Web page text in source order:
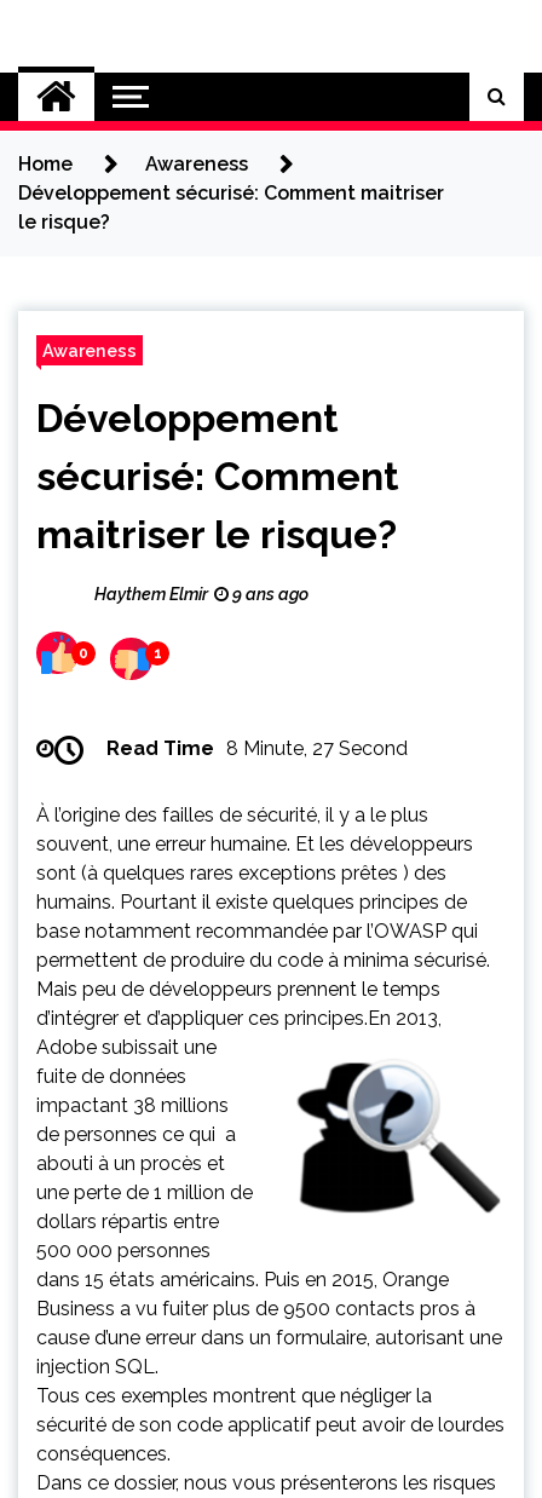
content
Cybersecurity News
Home
Awareness
Développement sécurisé: Comment maitriser
le risque?
Awareness
Développement
sécurisé: Comment
maitriser le risque?
Haythem Elmir 9 ans ago
0 1
Read Time 8 Minute, 27 Second
À l’origine des failles de sécurité, il y a le plus
souvent, une erreur humaine. Et les développeurs
sont (à quelques rares exceptions prêtes ) des
humains. Pourtant il existe quelques principes de
base notamment recommandée par l’OWASP qui
permettent de produire du code à minima sécurisé.
Mais peu de développeurs prennent le temps
d’intégrer et d’appliquer ces principes.En 2013,
Adobe subissait une
fuite de données
impactant 38 millions
de personnes ce qui a
abouti à un procès et
une perte de 1 million de
dollars répartis entre
500 000 personnes
dans 15 états américains. Puis en 2015, Orange
Business a vu fuiter plus de 9500 contacts pros à
cause d’une erreur dans un formulaire, autorisant une
injection SQL.
Tous ces exemples montrent que négliger la
sécurité de son code applicatif peut avoir de lourdes
conséquences.
Dans ce dossier, nous vous présenterons les risques